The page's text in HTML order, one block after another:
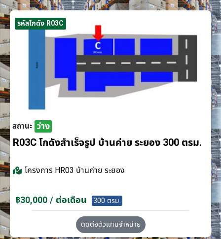
รหัสโกดัง R03C
สถานะ ว่าง
R03C โกดังสำเร็จรูป บ้านค่าย ระยอง 300 ตรม.
โครงการ HR03 บ้านค่าย ระยอง
฿30,000 / ต่อเดือน 300 ตรม.
ติดต่อตัวแทนจำหน่าย